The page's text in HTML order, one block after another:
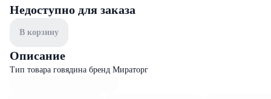
Недоступно для заказа
В корзину
Описание
Тип товара говядина бренд Мираторг